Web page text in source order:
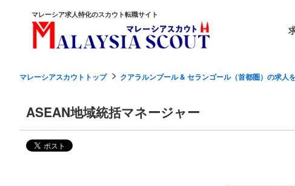
マレーシア求人特化のスカウト転職サイト
マレーシアスカウトトップ クアラルンプール & セランゴール（首都圏）の求人
ASEAN地域統括マネージャー